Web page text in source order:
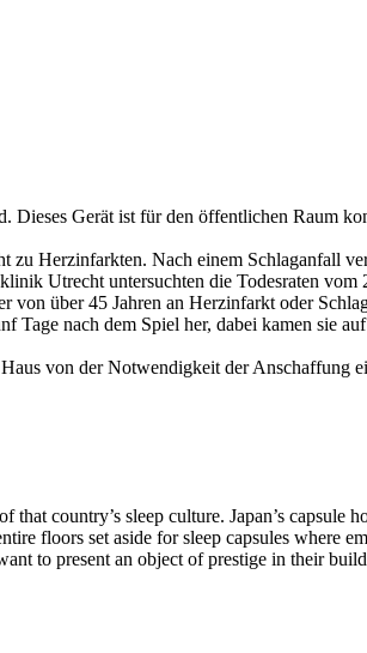
Gerät ist für den öffentlichen Raum
zu Herzinfarkten. Nach einem Schlaganfall
Utrecht untersuchten die Todesraten vom
von über 45 Jahren an Herzinfarkt oder
Tage nach dem Spiel her, dabei kamen sie
von der Notwendigkeit der Anschaffung
country’s sleep culture. Japan’s capsule
floors set aside for sleep capsules where
to present an object of prestige in their